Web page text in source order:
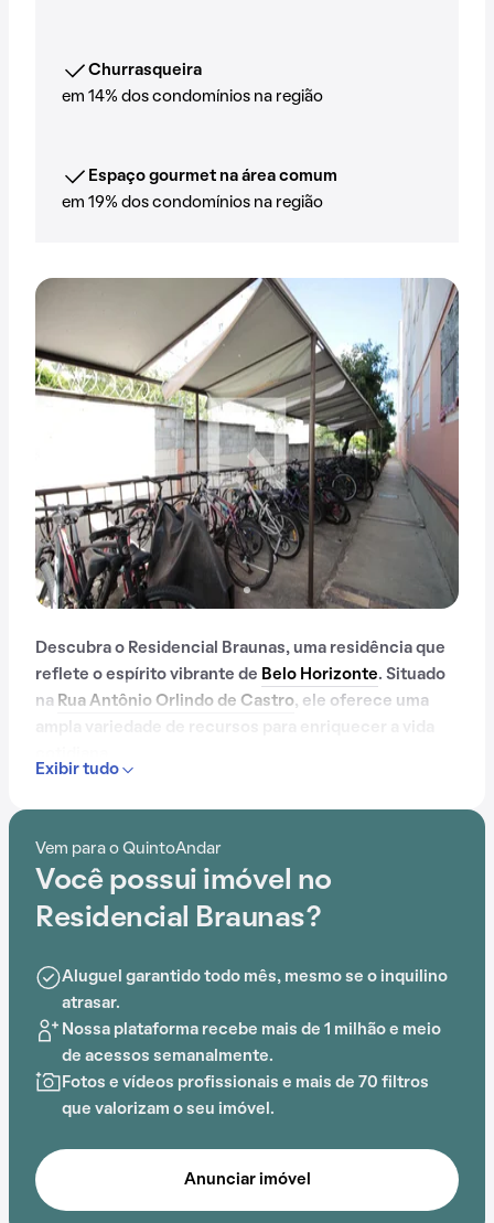
Churrasqueira
em 14% dos condomínios na região
Espaço gourmet na área comum
em 19% dos condomínios na região
Descubra o Residencial Braunas, uma residência que
reflete o espírito vibrante de Belo Horizonte. Situado
na Rua Antônio Orlindo de Castro, ele oferece uma
Com portaria 24 horas, gás encanado, churrasqueira,
Residencial Braunas é ideal para quem busca conforto
e entretenimento.
Hospital Santa Mônica, Hospital Dia SerCor, Escola
Estadual Professora Maria Muzzi Gustaferro, Escola
Estadual Santos Dumont e Colégio Franciscano
Coração de Maria adiciona praticidade a essa
experiência.
Exibir tudo
Vem para o QuintoAndar
Você possui imóvel no
Residencial Braunas?
Aluguel garantido todo mês, mesmo se o inquilino
atrasar.
Nossa plataforma recebe mais de 1 milhão e meio
de acessos semanalmente.
Fotos e vídeos profissionais e mais de 70 filtros
que valorizam o seu imóvel.
Anunciar imóvel